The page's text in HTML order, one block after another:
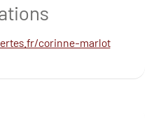
corinne-marlot